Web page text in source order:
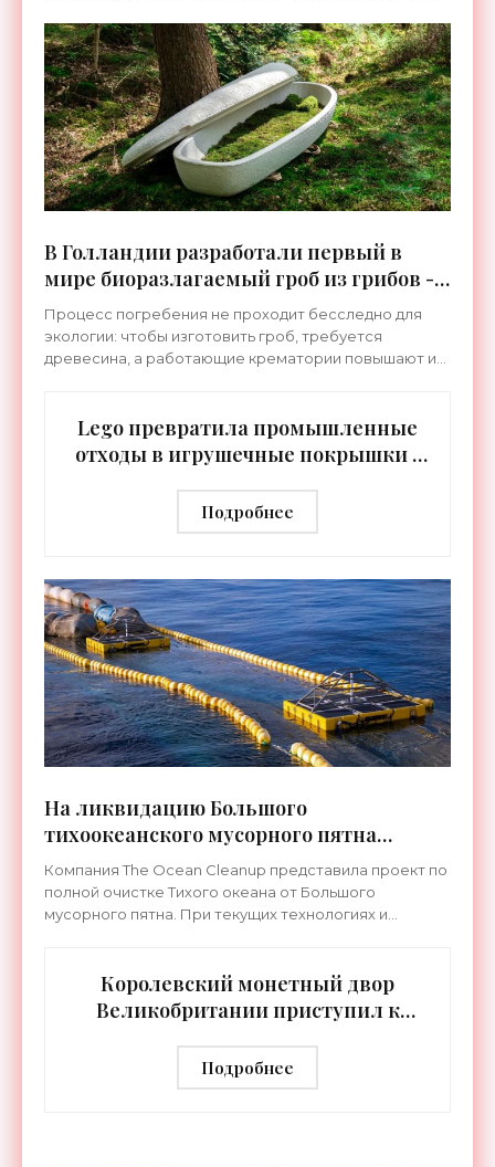
В Голландии разработали первый в
мире биоразлагаемый гроб из грибов -
«Технологии»
Процесс погребения не проходит бесследно для
экологии: чтобы изготовить гроб, требуется
древесина, а работающие крематории повышают и
Lego превратила промышленные
отходы в игрушечные покрышки -
Подробнее
На ликвидацию Большого
тихоокеанского мусорного пятна
нужны $7,5 миллиардов - «Технологии»
Компания The Ocean Cleanup представила проект по
полной очистке Тихого океана от Большого
мусорного пятна. При текущих технологиях и
Королевский монетный двор
Великобритании приступил к
отходов - «Технологии»
Подробнее